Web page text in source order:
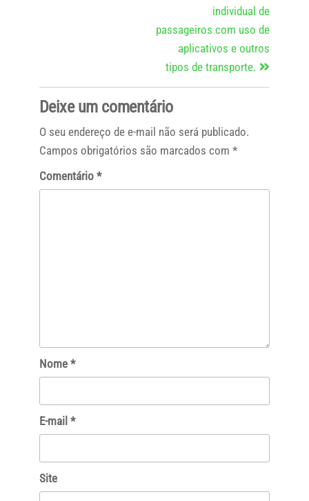
individual de
passageiros com uso de
aplicativos e outros
tipos de transporte.
Deixe um comentário
O seu endereço de e-mail não será publicado.
Campos obrigatórios são marcados com *
Comentário *
Nome *
E-mail *
Site